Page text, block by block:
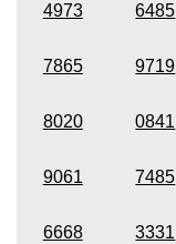
4973 6485
7865 9719
8020 0841
9061 7485
6668 3331